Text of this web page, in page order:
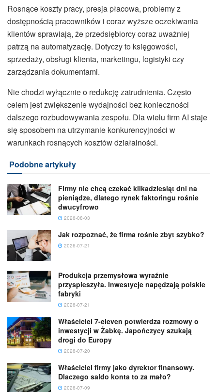
Rosnące koszty pracy, presja płacowa, problemy z
dostępnością pracowników i coraz wyższe oczekiwania
klientów sprawiają, że przedsiębiorcy coraz uważniej
patrzą na automatyzację. Dotyczy to księgowości,
sprzedaży, obsługi klienta, marketingu, logistyki czy
zarządzania dokumentami.
Nie chodzi wyłącznie o redukcję zatrudnienia. Często
celem jest zwiększenie wydajności bez konieczności
dalszego rozbudowywania zespołu. Dla wielu firm AI staje
się sposobem na utrzymanie konkurencyjności w
warunkach rosnących kosztów działalności.
Podobne artykuły
Firmy nie chcą czekać kilkadziesiąt dni na
pieniądze, dlatego rynek faktoringu rośnie
dwucyfrowo
2026-08-03
Jak rozpoznać, że firma rośnie zbyt szybko?
2026-07-21
Produkcja przemysłowa wyraźnie
przyspieszyła. Inwestycje napędzają polskie
fabryki
2026-07-21
Właściciel 7-eleven potwierdza rozmowy o
inwestycji w Żabkę. Japończycy szukają
drogi do Europy
2026-07-20
Właściciel firmy jako dyrektor finansowy.
Dlaczego saldo konta to za mało?
2026-07-09